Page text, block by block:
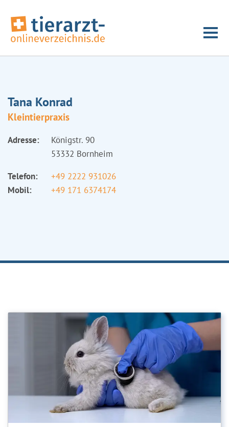
Tana Konrad
Kleintierpraxis
Adresse:
Königstr. 90
53332 Bornheim
Telefon:
+49 2222 931026
Mobil:
+49 171 6374174